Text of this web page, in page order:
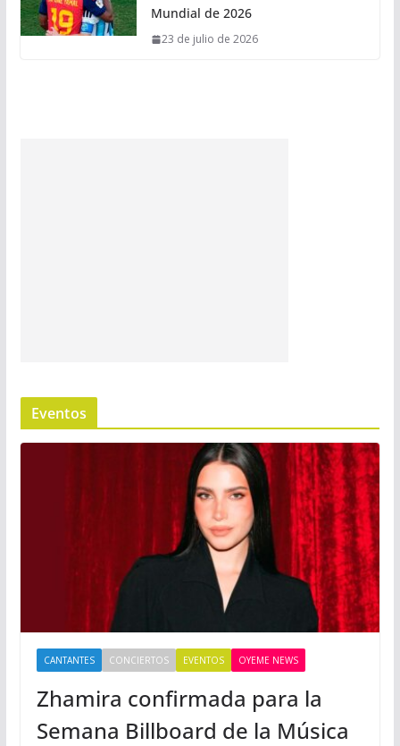
Mundial de 2026
23 de julio de 2026
Eventos
CANTANTES CONCIERTOS EVENTOS OYEME NEWS
Zhamira confirmada para la
Semana Billboard de la Música